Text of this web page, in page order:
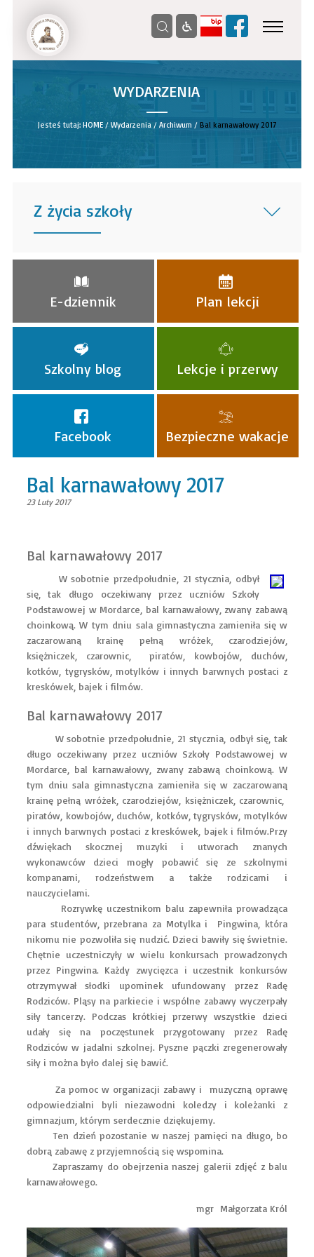
WYDARZENIA
__
Jesteś tutaj: HOME/ Wydarzenia/ Archiwum / Bal karnawałowy 2017
Z życia szkoły
______
E-dziennik Plan lekcji
Szkolny blog Lekcje i przerwy
Facebook Bezpieczne wakacje
Bal karnawałowy 2017
23 Luty 2017
Bal karnawałowy 2017
W sobotnie przedpołudnie, 21 stycznia, odbył
się, tak długo oczekiwany przez uczniów Szkoły
Podstawowej w Mordarce, bal karnawałowy, zwany zabawą
choinkową. W tym dniu sala gimnastyczna zamieniła się w
zaczarowaną krainę pełną wróżek, czarodziejów,
księżniczek, czarownic, piratów, kowbojów, duchów,
kotków, tygrysków, motylków i innych barwnych postaci z
kreskówek, bajek i filmów.
Bal karnawałowy 2017
W sobotnie przedpołudnie, 21 stycznia, odbył się, tak
długo oczekiwany przez uczniów Szkoły Podstawowej w
Mordarce, bal karnawałowy, zwany zabawą choinkową. W
tym dniu sala gimnastyczna zamieniła się w zaczarowaną
krainę pełną wróżek, czarodziejów, księżniczek, czarownic,
piratów, kowbojów, duchów, kotków, tygrysków, motylków
i innych barwnych postaci z kreskówek, bajek i filmów.Przy
dźwiękach skocznej muzyki i utworach znanych
wykonawców dzieci mogły pobawić się ze szkolnymi
kompanami, rodzeństwem a także rodzicami i
nauczycielami.
Rozrywkę uczestnikom balu zapewniła prowadząca
para studentów, przebrana za Motylka i Pingwina, która
nikomu nie pozwoliła się nudzić. Dzieci bawiły się świetnie.
Chętnie uczestniczyły w wielu konkursach prowadzonych
przez Pingwina. Każdy zwycięzca i uczestnik konkursów
otrzymywał słodki upominek ufundowany przez Radę
Rodziców. Pląsy na parkiecie i wspólne zabawy wyczerpały
siły tancerzy. Podczas krótkiej przerwy wszystkie dzieci
udały się na poczęstunek przygotowany przez Radę
Rodziców w jadalni szkolnej. Pyszne pączki zregenerowały
siły i można było dalej się bawić.
Za pomoc w organizacji zabawy i muzyczną oprawę
odpowiedzialni byli niezawodni koledzy i koleżanki z
gimnazjum, którym serdecznie dziękujemy.
Ten dzień pozostanie w naszej pamięci na długo, bo
dobrą zabawę z przyjemnością się wspomina.
Zapraszamy do obejrzenia naszej galerii zdjęć z balu
karnawałowego.
mgr Małgorzata Król